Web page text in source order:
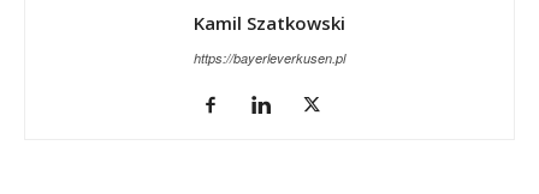
Kamil Szatkowski
https://bayerleverkusen.pl